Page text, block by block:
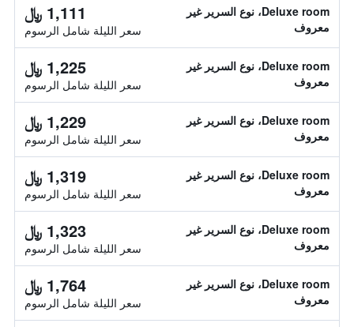
Deluxe room، نوع السرير غير
معروف
1,111 ﷼
سعر الليلة شامل الرسوم
Deluxe room، نوع السرير غير
معروف
1,225 ﷼
سعر الليلة شامل الرسوم
Deluxe room، نوع السرير غير
معروف
1,229 ﷼
سعر الليلة شامل الرسوم
Deluxe room، نوع السرير غير
معروف
1,319 ﷼
سعر الليلة شامل الرسوم
Deluxe room، نوع السرير غير
معروف
1,323 ﷼
سعر الليلة شامل الرسوم
Deluxe room، نوع السرير غير
معروف
1,764 ﷼
سعر الليلة شامل الرسوم